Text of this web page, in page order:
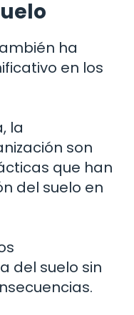
ha
en los
la
son
que han
del suelo en
del suelo sin